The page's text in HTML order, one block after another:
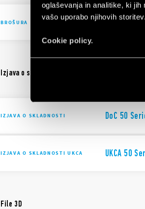
oglaševanja in analitike, ki
vašo uporabo njihovih storitev.
Cookie policy.
BROŠURA Brochure
Izjava o skladnosti
IZJAVA O SKLADNOSTI DoC 50
IZJAVA O SKLADNOSTI UKCA UKCA 50
File 3D